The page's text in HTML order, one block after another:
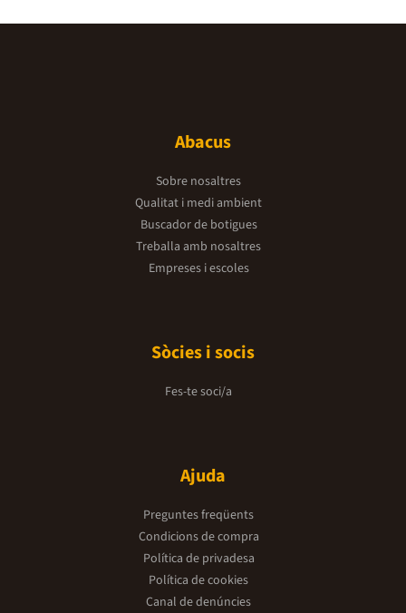
Abacus
Sobre nosaltres
Qualitat i medi ambient
Buscador de botigues
Treballa amb nosaltres
Empreses i escoles
Sòcies i socis
Fes-te soci/a
Ajuda
Preguntes freqüents
Condicions de compra
Política de privadesa
Política de cookies
Canal de denúncies